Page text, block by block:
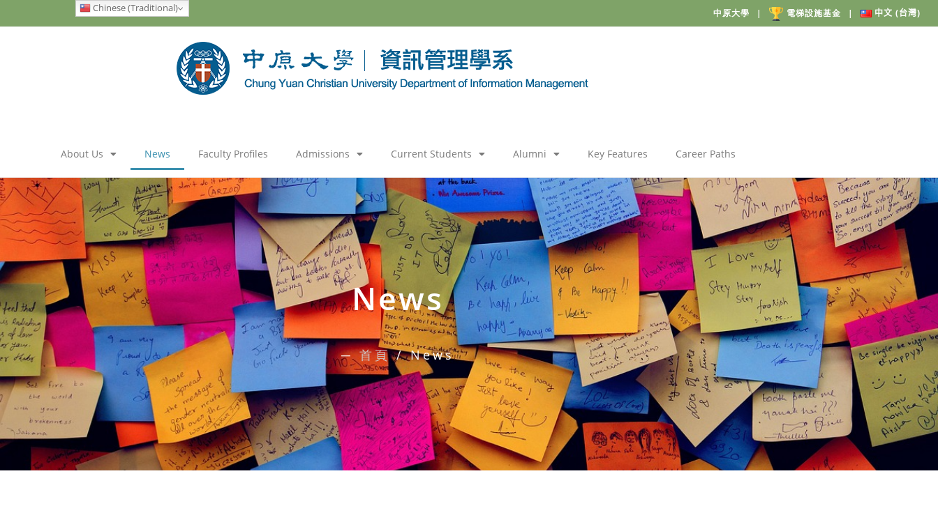
中原大學 | 電梯設施基金 | 中文 (台灣)
About Us News Faculty Profiles Admissions Current Students Alumni Key Features Career Paths
News
─首頁/News
Chinese (Traditional)